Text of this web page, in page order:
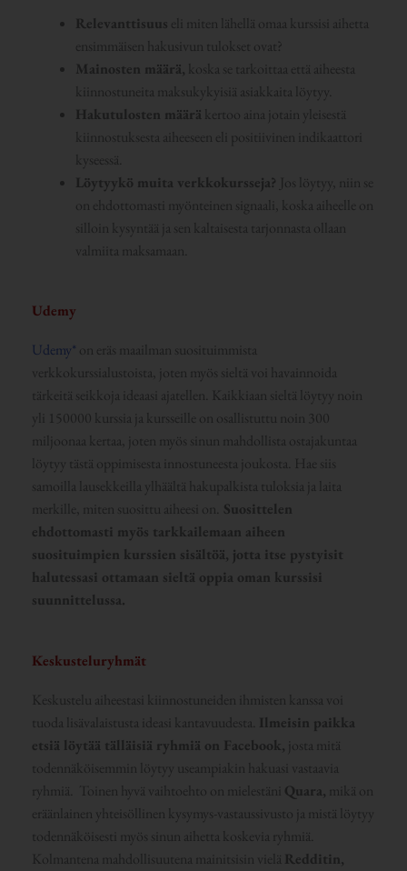
Relevanttisuus eli miten lähellä omaa kurssisi aihetta
ensimmäisen hakusivun tulokset ovat?
Mainosten määrä, koska se tarkoittaa että aiheesta
kiinnostuneita maksukykyisiä asiakkaita löytyy.
Hakutulosten määrä kertoo aina jotain yleisestä
kiinnostuksesta aiheeseen eli positiivinen indikaattori
kyseessä.
Löytyykö muita verkkokursseja? Jos löytyy, niin se
on ehdottomasti myönteinen signaali, koska aiheelle on
silloin kysyntää ja sen kaltaisesta tarjonnasta ollaan
valmiita maksamaan.
Udemy
Udemy* on eräs maailman suosituimmista
verkkokurssialustoista, joten myös sieltä voi havainnoida
tärkeitä seikkoja ideaasi ajatellen. Kaikkiaan sieltä löytyy noin
yli 150000 kurssia ja kursseille on osallistuttu noin 300
miljoonaa kertaa, joten myös sinun mahdollista ostajakuntaa
löytyy tästä oppimisesta innostuneesta joukosta. Hae siis
samoilla lausekkeilla ylhäältä hakupalkista tuloksia ja laita
merkille, miten suosittu aiheesi on. Suosittelen
ehdottomasti myös tarkkailemaan aiheen
suosituimpien kurssien sisältöä, jotta itse pystyisit
halutessasi ottamaan sieltä oppia oman kurssisi
suunnittelussa.
Keskusteluryhmät
Keskustelu aiheestasi kiinnostuneiden ihmisten kanssa voi
tuoda lisävalaistusta ideasi kantavuudesta. Ilmeisin paikka
etsiä löytää tälläisiä ryhmiä on Facebook, josta mitä
todennäköisemmin löytyy useampiakin hakuasi vastaavia
ryhmiä. Toinen hyvä vaihtoehto on mielestäni Quara, mikä on
eräänlainen yhteisöllinen kysymys-vastaussivusto ja mistä löytyy
todennäköisesti myös sinun aihetta koskevia ryhmiä.
Kolmantena mahdollisuutena mainitsisin vielä Redditin,